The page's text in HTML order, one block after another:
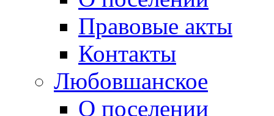
Правовые акты
Контакты
Любовшанское
О поселении